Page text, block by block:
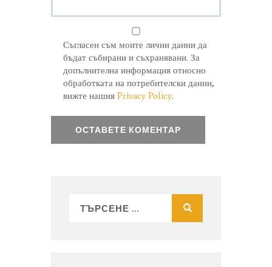
Съгласен съм моите лични данни да
бъдат събирани и съхранявани. За
допълнителна информация относно
обработката на потребителски данни,
вижте нашияPrivacy Policy.